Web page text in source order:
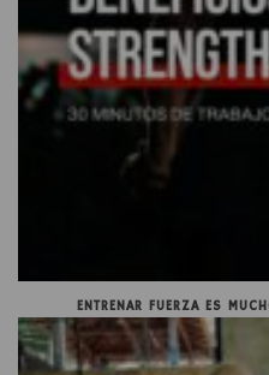
ENTRENAR FUERZA ES